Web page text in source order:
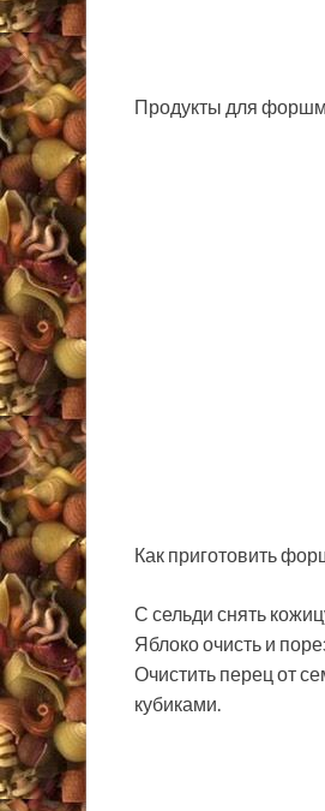
Продукты для
Как приготовить
С сельди снять
Яблоко очисть и
Очистить перец от
кубиками.